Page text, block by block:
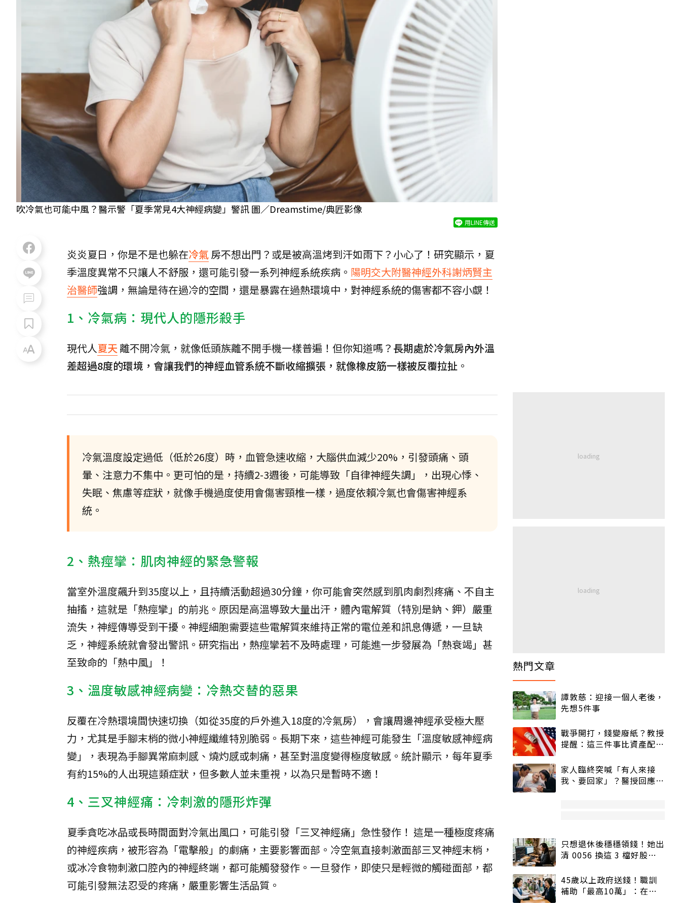
吹冷氣也可能中風？醫示警「夏季常見4大神經病變」警訊 圖／Dreamstime/典匠影像
用LINE傳送
炎炎夏日，你是不是也躲在冷氣房不想出門？或是被高溫烤到汗如雨下？小心了！研究顯示，夏
季溫度異常不只讓人不舒服，還可能引發一系列神經系統疾病。 陽明交大附醫神經外科謝炳賢主
治醫師強調，無論是待在過冷的空間，還是暴露在過熱環境中，對神經系統的傷害都不容小覷！
1、冷氣病：現代人的隱形殺手
現代人夏天 離不開冷氣，就像低頭族離不開手機一樣普遍！但你知道嗎？ 長期處於冷氣房內外溫
差超過8度的環境，會讓我們的神經血管系統不斷收縮擴張，就像橡皮筋一樣被反覆拉扯 。
冷氣溫度設定過低（低於26度）時，血管急速收縮，大腦供血減少20%，引發頭痛、頭
暈、注意力不集中。更可怕的是，持續2-3週後，可能導致「自律神經失調」，出現心悸、
失眠、焦慮等症狀，就像手機過度使用會傷害頸椎一樣，過度依賴冷氣也會傷害神經系
統。
2、熱痙攣：肌肉神經的緊急警報
當室外溫度飆升到35度以上，且持續活動超過30分鐘，你可能會突然感到肌肉劇烈疼痛、不自主
抽搐，這就是「熱痙攣」的前兆。原因是高溫導致大量出汗，體內電解質（特別是鈉、鉀）嚴重
流失，神經傳導受到干擾。神經細胞需要這些電解質來維持正常的電位差和訊息傳遞，一旦缺
乏，神經系統就會發出警訊。研究指出，熱痙攣若不及時處理，可能進一步發展為「熱衰竭」甚
至致命的「熱中風」！
3、溫度敏感神經病變：冷熱交替的惡果
反覆在冷熱環境間快速切換（如從35度的戶外進入18度的冷氣房），會讓周邊神經承受極大壓
力，尤其是手腳末梢的微小神經纖維特別脆弱。長期下來，這些神經可能發生「溫度敏感神經病
變」，表現為手腳異常麻刺感、燒灼感或刺痛，甚至對溫度變得極度敏感。統計顯示，每年夏季
有約15%的人出現這類症狀，但多數人並未重視，以為只是暫時不適！
4、三叉神經痛：冷刺激的隱形炸彈
夏季貪吃冰品或長時間面對冷氣出風口，可能引發「三叉神經痛」急性發作！ 這是一種極度疼痛
的神經疾病，被形容為「電擊般」的劇痛，主要影響面部。冷空氣直接刺激面部三叉神經末梢，
或冰冷食物刺激口腔內的神經終端，都可能觸發發作。一旦發作，即使只是輕微的觸碰面部，都
可能引發無法忍受的疼痛，嚴重影響生活品質。
熱門文章
譚敦慈：迎接一個人老後，
先想5件事
戰爭開打，錢變廢紙？教授
提醒：這三件事比資產配置
家人臨終突喊「有人來接
我、要回家」？醫授回應方
只想退休後穩穩領錢！她出
清 0056 換這 3 檔好股：
45歲以上政府送錢！職訓
補助「最高10萬」：在